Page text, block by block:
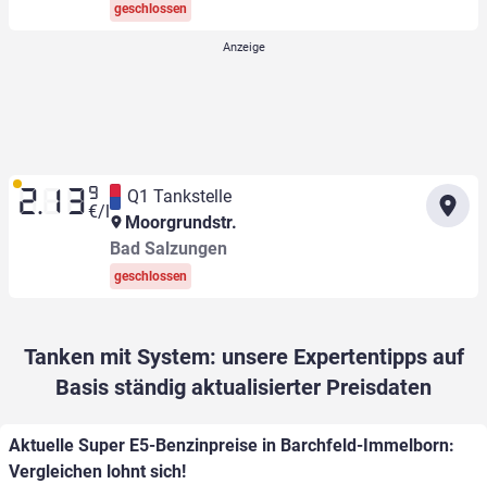
geschlossen
2.13 9
€/l
Q1 Tankstelle
Moorgrundstr.
Bad Salzungen
geschlossen
Tanken mit System: unsere Expertentipps auf
Basis ständig aktualisierter Preisdaten
Aktuelle Super E5-Benzinpreise in Barchfeld-Immelborn:
Vergleichen lohnt sich!